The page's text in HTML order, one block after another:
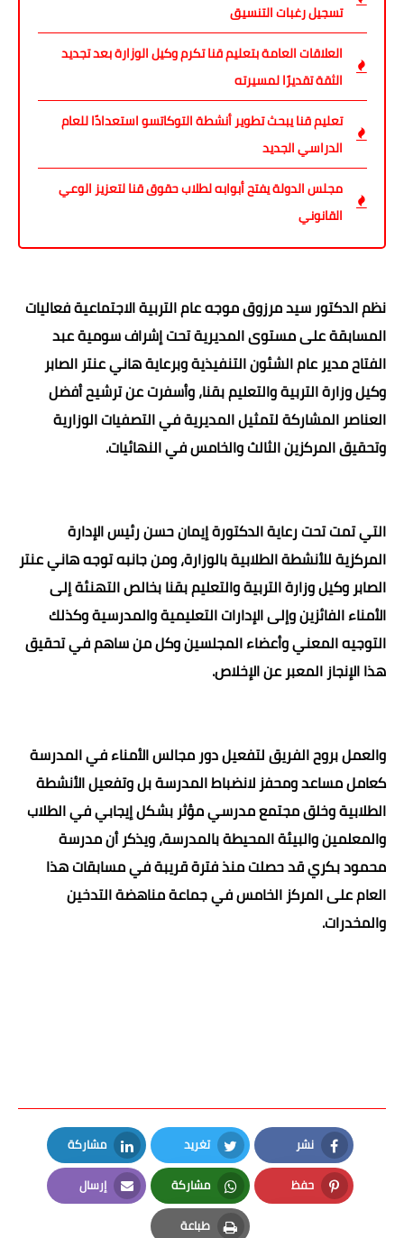
تسجيل رغبات التنسيق
العلاقات العامة بتعليم قنا تكرم وكيل الوزارة بعد تجديد
الثقة تقديرًا لمسيرته
تعليم قنا يبحث تطوير أنشطة التوكاتسو استعدادًا للعام
الدراسي الجديد
مجلس الدولة يفتح أبوابه لطلاب حقوق قنا لتعزيز الوعي
القانوني
نظم الدكتور سيد مرزوق موجه عام التربية الاجتماعية فعاليات
المسابقة على مستوى المديرية تحت إشراف سومية عبد
الفتاح مدير عام الشئون التنفيذية وبرعاية هاني عنتر الصابر
وكيل وزارة التربية والتعليم بقنا، وأسفرت عن ترشيح أفضل
العناصر المشاركة لتمثيل المديرية في التصفيات الوزارية
وتحقيق المركزين الثالث والخامس في النهائيات.
التي تمت تحت رعاية الدكتورة إيمان حسن رئيس الإدارة
المركزية للأنشطة الطلابية بالوزارة، ومن جانبه توجه هاني عنتر
الصابر وكيل وزارة التربية والتعليم بقنا بخالص التهنئة إلى
الأمناء الفائزين وإلى الإدارات التعليمية والمدرسية وكذلك
التوجيه المعني وأعضاء المجلسين وكل من ساهم في تحقيق
هذا الإنجاز المعبر عن الإخلاص.
والعمل بروح الفريق لتفعيل دور مجالس الأمناء في المدرسة
كعامل مساعد ومحفز لانضباط المدرسة بل وتفعيل الأنشطة
الطلابية وخلق مجتمع مدرسي مؤثر بشكل إيجابي في الطلاب
والمعلمين والبيئة المحيطة بالمدرسة، ويذكر أن مدرسة
محمود بكري قد حصلت منذ فترة قريبة في مسابقات هذا
العام على المركز الخامس في جماعة مناهضة التدخين
والمخدرات.
نشر
Facebook
تغريد
Twitter
مشاركة
LinkedIn
حفظ
Pinterest
مشاركة
Whatsapp
إرسال
Email
طباعة